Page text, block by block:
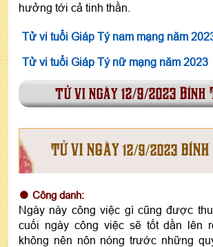
hưởng tới cả tinh thần.
Tử vi tuổi Giáp Tý nam mạng năm
Tử vi tuổi Giáp Tý nữ mạng năm 2023
tử vi ngày 12/9/2023 Bính
TỬ VI NGÀY 12/9/2023
Công danh:
Ngày này công việc gì cũng được
cuối ngày công việc sẽ tốt dần lên
không nên nôn nóng trước những